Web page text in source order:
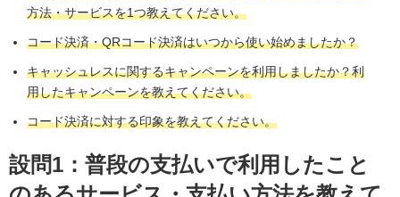
方法・サービスを1つ教えてください。
コード決済・QRコード決済はいつから使い始めましたか？
キャッシュレスに関するキャンペーンを利用しましたか？利
用したキャンペーンを教えてください。
コード決済に対する印象を教えてください。
設問1：普段の支払いで利用したこと